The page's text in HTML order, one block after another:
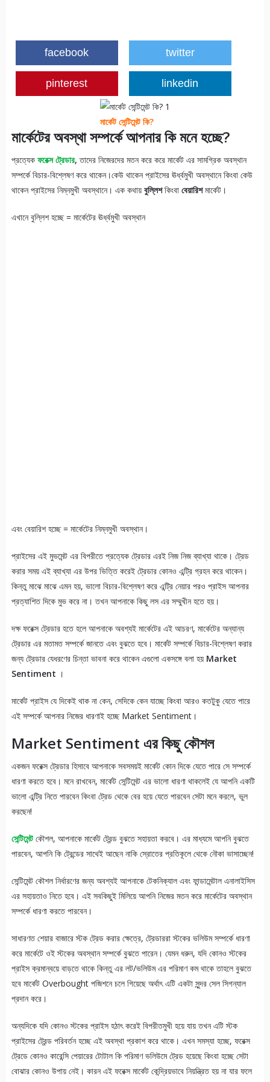
facebook twitter
pinterest linkedin
মার্কেট সেন্টিমেন্ট কি?
মার্কেটের অবস্থা সম্পর্কে আপনার কি মনে হচ্ছে?
প্রত্যেক ফরেক্স ট্রেডার, তাদের নিজেরদের মতন করে করে মার্কেট এর সামগ্রিক অবস্থান
সম্পর্কে বিচার-বিশ্লেষণ করে থাকেন।কেউ থাকেন প্রাইসের ঊর্ধ্বমুখী অবস্থানে কিংবা কেউ
থাকেন প্রাইসের নিম্নমুখী অবস্থানে। এক কথায় বুল্লিশকিংবা বেয়ারিশমার্কেট।
এখানে বুল্লিশ হচ্ছে = মার্কেটের ঊর্ধ্বমুখী অবস্থান
এবং বেয়ারিশ হচ্ছে = মার্কেটের নিম্নমুখী অবস্থান।
প্রাইসের এই মুভমেন্ট এর বিপরীতে প্রত্যেক ট্রেডার এরই নিজ নিজ ব্যাখ্যা থাকে। ট্রেড
করার সময় এই ব্যাখ্যা এর উপর ভিত্তি করেই ট্রেডার কোনও এন্ট্রি গ্রহন করে থাকেন।
কিন্তু মাঝে মাঝে এমন হয়, ভালো বিচার-বিশ্লেষণ করে এন্ট্রি নেয়ার পরও প্রাইস আপনার
প্রত্যাশিত দিকে মুভ করে না। তখন আপনাকে কিছু লস এর সম্মুখীন হতে হয়।
দক্ষ ফরেক্স ট্রেডার হতে হলে আপনাকে অবশ্যই মার্কেটের এই আচরণ, মার্কেটের অন্যান্য
ট্রেডার এর মতামত সম্পর্কে জানতে এবং বুঝতে হবে। মার্কেট সম্পর্কে বিচার-বিশ্লেষণ করার
জন্য ট্রেডার যেধরণের চিন্তা ভাবনা করে থাকেন এগুলো একসঙ্গে বলা হয় Market
Sentiment ।
মার্কেট প্রাইস যে দিকেই থাক না কেন, সেদিকে কেন যাচ্ছে কিংবা আরও কতটুকু যেতে পারে
এই সম্পর্কে আপনার নিজের ধারণাই হচ্ছে Market Sentiment।
Market Sentiment এর কিছু কৌশল
একজন ফরেক্স ট্রেডার হিসাবে আপনাকে সবসময়ই মার্কেট কোন দিকে যেতে পারে সে সম্পর্কে
ধারণা করতে হবে। মনে রাখবেন, মার্কেট সেন্টিমেন্ট এর ভালো ধারণা থাকলেই যে আপনি একটি
ভালো এন্ট্রি নিতে পারবেন কিংবা ট্রেড থেকে বের হয়ে যেতে পারবেন সেটা মনে করলে, ভুল
করছেন!
সেন্টিমেন্ট কৌশল, আপনাকে মার্কেট ট্রেন্ড বুঝতে সহায়তা করবে। এর মাধ্যমে আপনি বুঝতে
পারবেন, আপনি কি ট্রেন্ডের সাথেই আছেন নাকি স্রোতের প্রতিকূলে থেকে নৌকা ভাসাচ্ছেন!
সেন্টিমেন্ট কৌশল নির্ধারণের জন্য অবশ্যই আপনাকে টেকনিক্যাল এবং ফান্ডামেন্টাল এনালাইসিস
এর সহায়তাও নিতে হবে। এই সবকিছুই মিলিয়ে আপনি নিজের মতন করে মার্কেটের অবস্থান
সম্পর্কে ধারণা করতে পারবেন।
সাধারণত শেয়ার বাজারে স্টক ট্রেড করার ক্ষেত্রে, ট্রেডাররা স্টকের ভলিউম সম্পর্কে ধারণা
করে মার্কেটে ওই স্টকের অবস্থান সম্পর্কে বুঝতে পারেন। যেমন ধরুন, যদি কোনও স্টকের
প্রাইস ক্রমান্বয়ে বাড়তে থাকে কিন্তু এর লট/ভলিউম এর পরিমাণ কম থাকে তাহলে বুঝতে
হবে মার্কেট Overbought পজিশনে চলে গিয়েছে অর্থাৎ এটি একটা সুন্দর সেল সিগন্যাল
প্রদান করে।
অন্যদিকে যদি কোনও স্টকের প্রাইস হঠাৎ করেই বিপরীতমুখী হয়ে যায় তখন এটি স্টক
প্রাইসের ট্রেন্ড পরিবর্তন হচ্ছে এই অবস্থা প্রকাশ করে থাকে। এখন সমস্যা হচ্ছে, ফরেক্স
ট্রেডে কোনও কারেন্সি পেয়ারের টোটাল কি পরিমাণ ভলিউমে ট্রেড হয়েছে কিংবা হচ্ছে সেটা
বোঝার কোনও উপায় নেই। কারন এই ফরেক্স মার্কেট কেন্দ্রিয়ভাবে নিয়ন্ত্রিত হয় না যার ফলে